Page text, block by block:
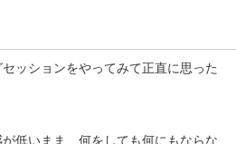
セッションをやってみて正直に思った
が低いまま、何をしても何にもならな